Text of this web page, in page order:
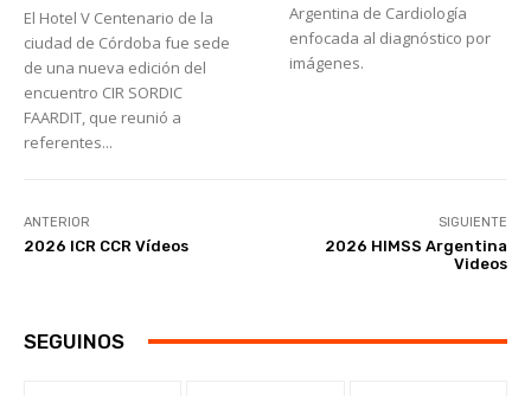
El Hotel V Centenario de la
ciudad de Córdoba fue sede
de una nueva edición del
encuentro CIR SORDIC
FAARDIT, que reunió a
referentes...
Argentina de Cardiología
enfocada al diagnóstico por
imágenes.
ANTERIOR
2026 ICR CCR Vídeos
SIGUIENTE
2026 HIMSS Argentina
Videos
SEGUINOS